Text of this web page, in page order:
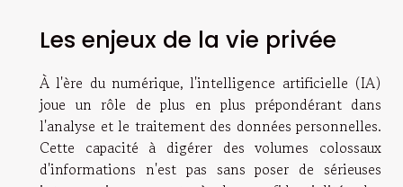
Les enjeux de la vie privée
À l'ère du numérique, l'intelligence artificielle (IA)
joue un rôle de plus en plus prépondérant dans
l'analyse et le traitement des données personnelles.
Cette capacité à digérer des volumes colossaux
d'informations n'est pas sans poser de sérieuses